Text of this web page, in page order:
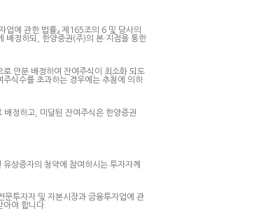
에 관한 법률』 제165조의 6 및 당사의
배정하되, 한양증권(주)의 본·지점을 통한
안분 배정하여 잔여주식이 최소화 되도
식수를 초과하는 경우에는 추첨에 의하
배정하고, 미달된 잔여주식은 한양증권
상증자의 청약에 참여하시는 투자자께
투자자 및 자본시장과 금융투자업에 관
야 합니다.